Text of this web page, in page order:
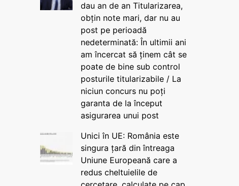
dau an de an Titularizarea,
obțin note mari, dar nu au
post pe perioadă
nedeterminată: În ultimii ani
am încercat să ținem cât se
poate de bine sub control
posturile titularizabile / La
niciun concurs nu poți
garanta de la început
asigurarea unui post
Unici în UE: România este
singura țară din întreaga
Uniune Europeană care a
redus cheltuielile de